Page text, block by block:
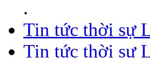
.
Tin tức thời sự
Tin tức thời sự